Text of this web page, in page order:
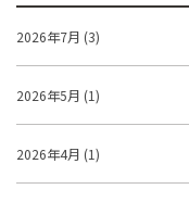
2026年7月 (3)
2026年5月 (1)
2026年4月 (1)